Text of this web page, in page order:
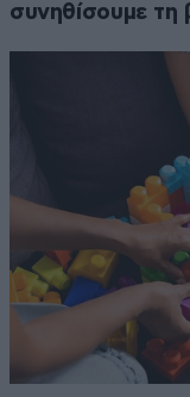
συνηθίσουμε τη